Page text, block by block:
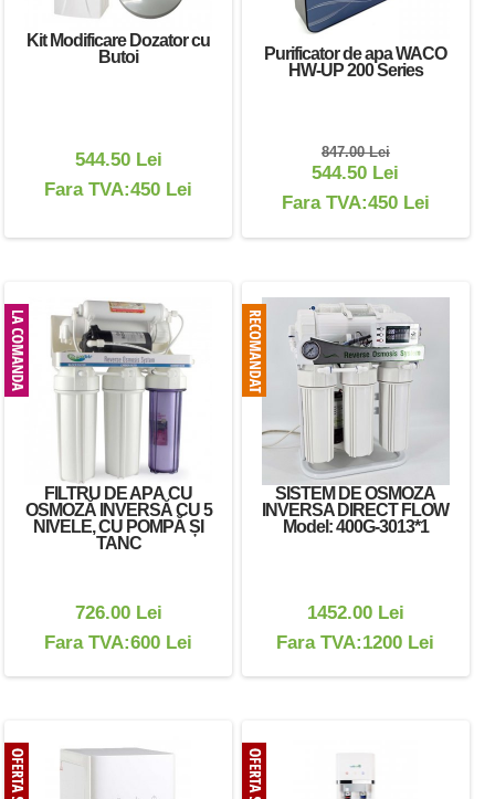
Kit Modificare Dozator cu
Butoi
544.50 Lei
Fara TVA:450 Lei
Purificator de apa WACO
HW-UP 200 Series
847.00 Lei
544.50 Lei
Fara TVA:450 Lei
FILTRU DE APĂ CU
OSMOZĂ INVERSĂ CU 5
NIVELE, CU POMPĂ ȘI
TANC
726.00 Lei
Fara TVA:600 Lei
SISTEM DE OSMOZA
INVERSA DIRECT FLOW
Model: 400G-3013*1
1452.00 Lei
Fara TVA:1200 Lei